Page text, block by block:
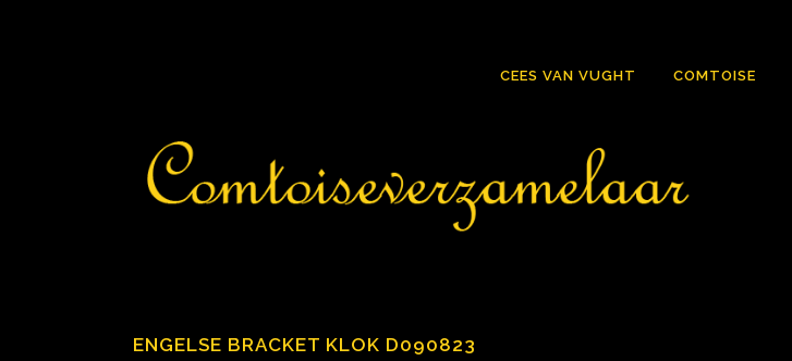
CEES VAN VUGHT COMTOISE
ENGELSE BRACKET KLOK D090823